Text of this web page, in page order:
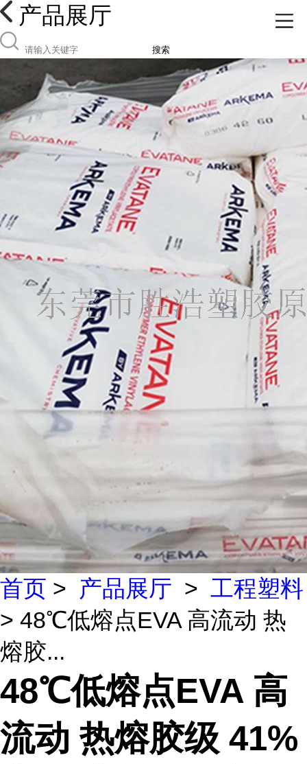
产品展厅
搜索
首页 > 产品展厅 > 工程塑料
> 48℃低熔点EVA 高流动 热
熔胶...
48℃低熔点EVA 高
流动 热熔胶级 41%